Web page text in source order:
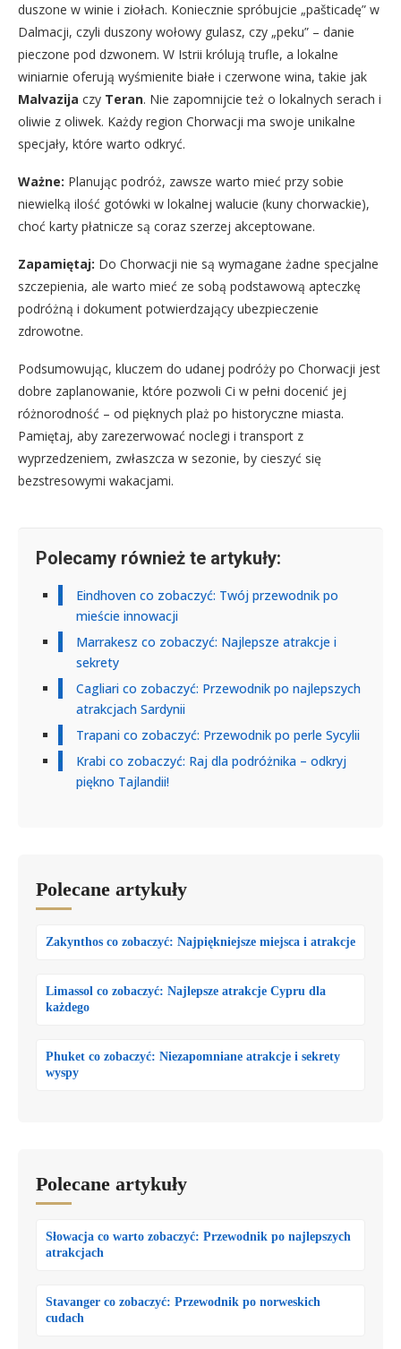
duszone w winie i ziołach. Koniecznie spróbujcie „pašticadę” w
Dalmacji, czyli duszony wołowy gulasz, czy „peku” – danie
pieczone pod dzwonem. W Istrii królują trufle, a lokalne
winiarnie oferują wyśmienite białe i czerwone wina, takie jak
Malvazija czy Teran. Nie zapomnijcie też o lokalnych serach i
oliwie z oliwek. Każdy region Chorwacji ma swoje unikalne
specjały, które warto odkryć.
Ważne: Planując podróż, zawsze warto mieć przy sobie
niewielką ilość gotówki w lokalnej walucie (kuny chorwackie),
choć karty płatnicze są coraz szerzej akceptowane.
Zapamiętaj: Do Chorwacji nie są wymagane żadne specjalne
szczepienia, ale warto mieć ze sobą podstawową apteczkę
podróżną i dokument potwierdzający ubezpieczenie
zdrowotne.
Podsumowując, kluczem do udanej podróży po Chorwacji jest
dobre zaplanowanie, które pozwoli Ci w pełni docenić jej
różnorodność – od pięknych plaż po historyczne miasta.
Pamiętaj, aby zarezerwować noclegi i transport z
wyprzedzeniem, zwłaszcza w sezonie, by cieszyć się
bezstresowymi wakacjami.
Polecamy również te artykuły:
Eindhoven co zobaczyć: Twój przewodnik po
mieście innowacji
Marrakesz co zobaczyć: Najlepsze atrakcje i
sekrety
Cagliari co zobaczyć: Przewodnik po najlepszych
atrakcjach Sardynii
Trapani co zobaczyć: Przewodnik po perle Sycylii
Krabi co zobaczyć: Raj dla podróżnika – odkryj
piękno Tajlandii!
Polecane artykuły
Zakynthos co zobaczyć: Najpiękniejsze miejsca i atrakcje
Limassol co zobaczyć: Najlepsze atrakcje Cypru dla
każdego
Phuket co zobaczyć: Niezapomniane atrakcje i sekrety
wyspy
Polecane artykuły
Słowacja co warto zobaczyć: Przewodnik po najlepszych
atrakcjach
Stavanger co zobaczyć: Przewodnik po norweskich
cudach